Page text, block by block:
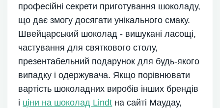
професійні секрети приготування шоколаду,
що дає змогу досягати унікального смаку.
Швейцарський шоколад - вишукані ласощі,
частування для святкового столу,
презентабельний подарунок для будь-якого
випадку і одержувача. Якщо порівнювати
вартість шоколадних виробів інших брендів
і ціни на шоколад Lindt на сайті Маудау,